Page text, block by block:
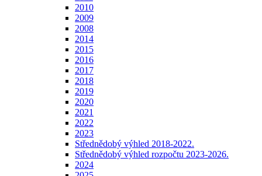
2010
2009
2008
2014
2015
2016
2017
2018
2019
2020
2021
2022
2023
Střednědobý výhled 2018-2022.
Střednědobý výhled rozpočtu 2023-2026.
2024